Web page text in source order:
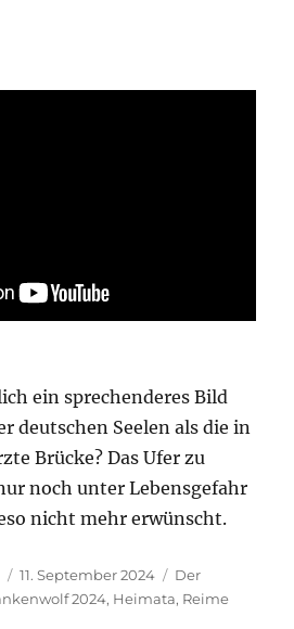
ein sprechenderes Bild
deutschen Seelen als die in
Brücke? Das Ufer zu
noch unter Lebensgefahr
nicht mehr erwünscht.
Veröffentlicht
am
11. September 2024 Kategorien
Der
2024, Heimata, Reime